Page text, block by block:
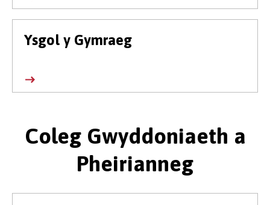
Ysgol y Gymraeg
Coleg Gwyddoniaeth a
Pheirianneg